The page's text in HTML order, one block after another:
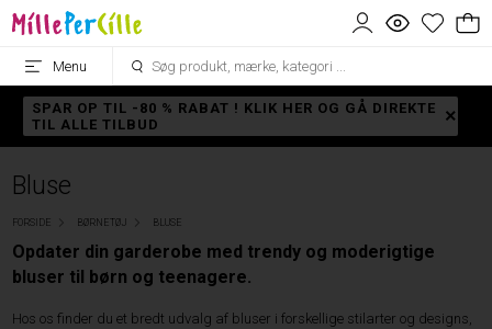
Menu
SPAR OP TIL -80 % RABAT ! KLIK HER OG GÅ DIREKTE
TIL ALLE TILBUD
Bluse
FORSIDE BØRNETØJ BLUSE
Opdater din garderobe med trendy og moderigtige
bluser til børn og teenagere.
Hos os finder du et bredt udvalg af bluser i forskellige stilarter og designs,